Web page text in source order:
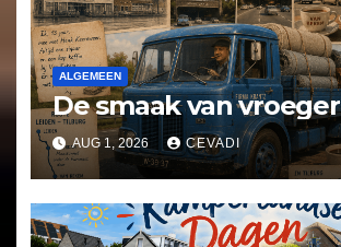
ALGEMEEN
De smaak van vroeger
AUG 1, 2026 CEVADI